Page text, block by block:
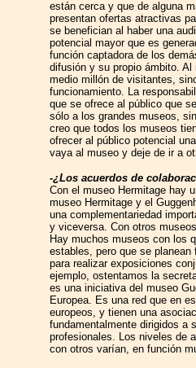
están cerca y que de alguna
presentan ofertas atractivas
se benefician al haber una
potencial mayor que es
función captadora de los
difusión y su propio ámbito. Al
medio millón de visitantes,
funcionamiento. La
que se ofrece al público que
sólo a los grandes museos,
creo que todos los museos
ofrecer al público potencial
vaya al museo y deje de ir a
-¿Los acuerdos de
Con el museo Hermitage hay
museo Hermitage y el
una complementariedad
y viceversa. Con otros
Hay muchos museos con los
estables, pero que se
para realizar exposiciones
ejemplo, ostentamos la
es una iniciativa del museo
Europea. Es una red que en
europeos, y tienen una
fundamentalmente dirigidos a
profesionales. Los niveles de
con otros varían, en función